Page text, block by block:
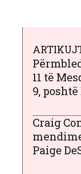
11 të
9, poshtë
Craig
Paige